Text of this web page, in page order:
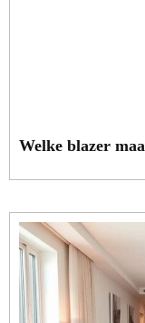
Welke blazer